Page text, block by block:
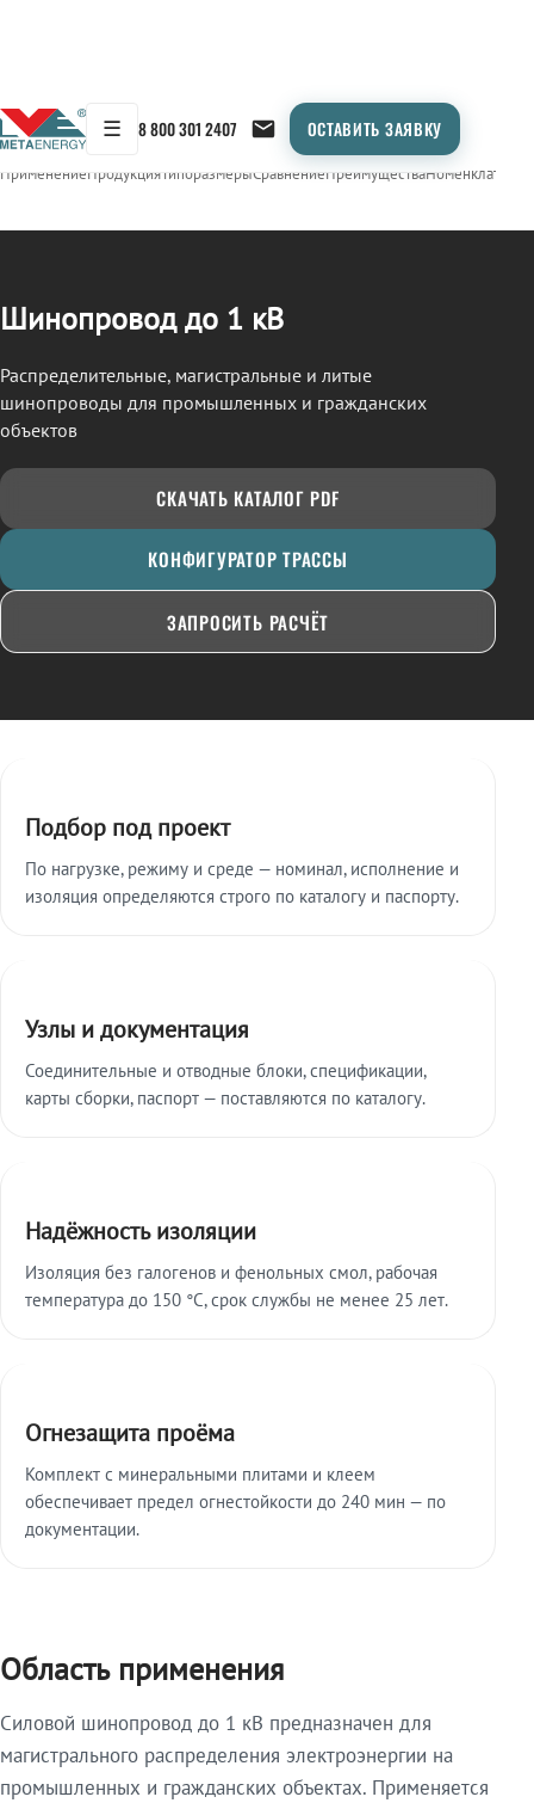
☰ 8 800 301 2407 ОСТАВИТЬ ЗАЯВКУ
← Продукция/ШИНОПРОВОД
ПрименениеПродукцияТипоразмерыСравнениеПреимуществаНоменклатура
Шинопровод до 1 кВ
Распределительные, магистральные и литые
шинопроводы для промышленных и гражданских
объектов
СКАЧАТЬ КАТАЛОГ PDF
КОНФИГУРАТОР ТРАССЫ
ЗАПРОСИТЬ РАСЧЁТ
Подбор под проект
По нагрузке, режиму и среде — номинал, исполнение и
изоляция определяются строго по каталогу и паспорту.
Узлы и документация
Соединительные и отводные блоки, спецификации,
карты сборки, паспорт — поставляются по каталогу.
Надёжность изоляции
Изоляция без галогенов и фенольных смол, рабочая
температура до 150 °C, срок службы не менее 25 лет.
Огнезащита проёма
Комплект с минеральными плитами и клеем
обеспечивает предел огнестойкости до 240 мин — по
документации.
Область применения
Силовой шинопровод до 1 кВ предназначен для
магистрального распределения электроэнергии на
промышленных и гражданских объектах. Применяется